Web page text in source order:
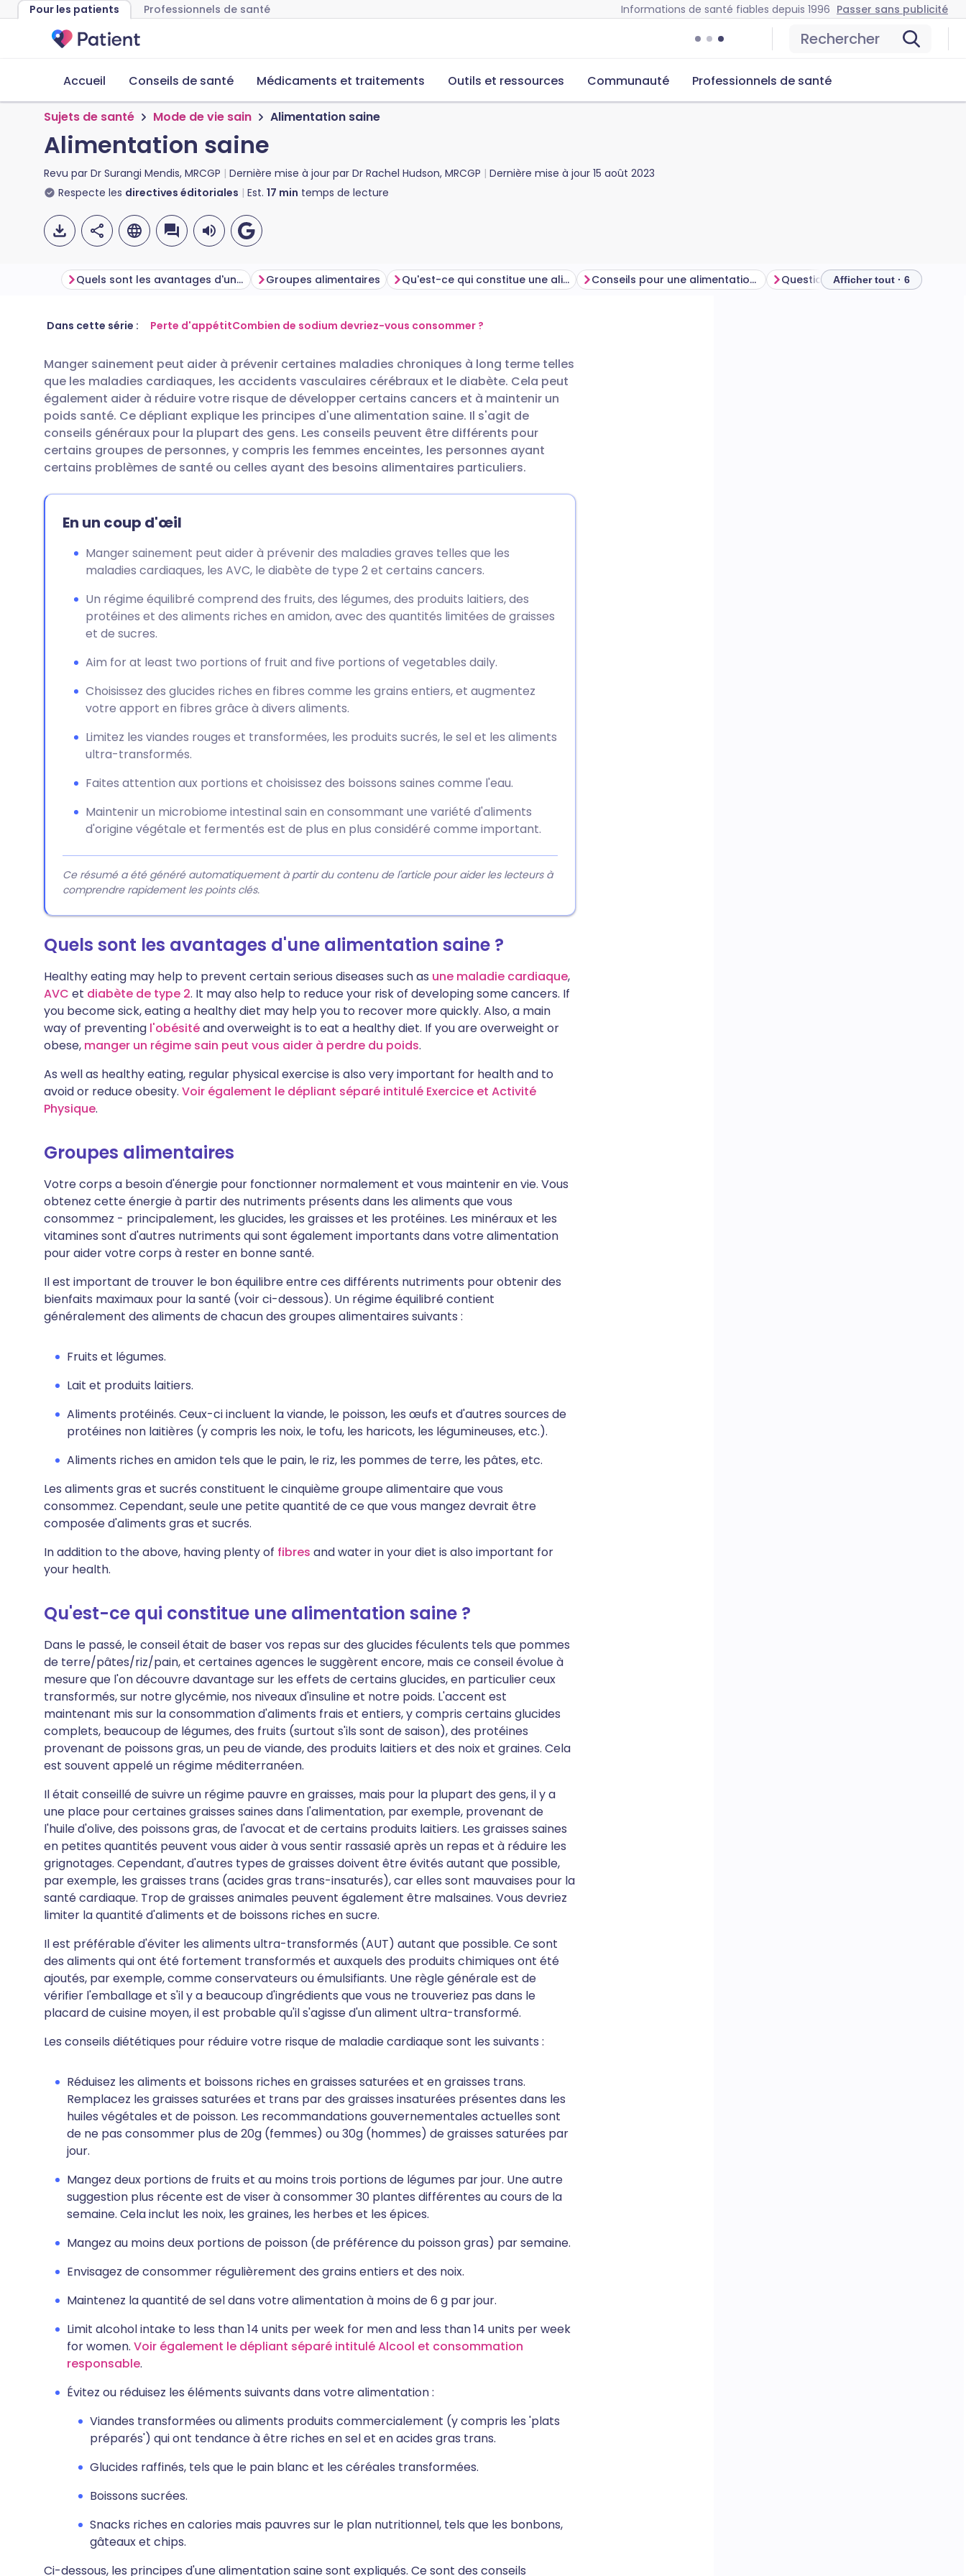
Pour les patients Professionnels de santé Informations de santé fiables depuis 1996 Passer sans publicité
Rechercher
Accueil Conseils de santé Médicaments et traitements Outils et ressources Communauté Professionnels de santé
Sujets de santé Mode de vie sain Alimentation saine
Alimentation saine
Revu par Dr Surangi Mendis, MRCGP Dernière mise à jour par Dr Rachel Hudson, MRCGP Dernière mise à jour 15 août 2023
Respecte les directives éditoriales Est. 17 min temps de lecture
Partager par email
Partager sur Facebook
Partager via LinkedIn
Partager via X
Partager via WhatsApp
🇬🇧 English 🇩🇪 Deutsch
🇪🇸 Español 🇫🇷 Français
🇮🇹 Italiano 🇵🇹 Português
🇮🇳 हिन्दी 🇮🇱 עברית
🇸🇦 عربي 🇸🇪 Svenska
Quels sont les avantages d'une alimentation saine ? Groupes alimentaires Qu'est-ce qui constitue une alimentation saine ? Conseils pour une alimentation saine Afficher tout · 6
Dans cette série : Perte d'appétitCombien de sodium devriez-vous consommer ?
Manger sainement peut aider à prévenir certaines maladies chroniques à long terme telles
que les maladies cardiaques, les accidents vasculaires cérébraux et le diabète. Cela peut
également aider à réduire votre risque de développer certains cancers et à maintenir un
poids santé. Ce dépliant explique les principes d'une alimentation saine. Il s'agit de
conseils généraux pour la plupart des gens. Les conseils peuvent être différents pour
certains groupes de personnes, y compris les femmes enceintes, les personnes ayant
certains problèmes de santé ou celles ayant des besoins alimentaires particuliers.
En un coup d'œil
Manger sainement peut aider à prévenir des maladies graves telles que les
maladies cardiaques, les AVC, le diabète de type 2 et certains cancers.
Un régime équilibré comprend des fruits, des légumes, des produits laitiers, des
protéines et des aliments riches en amidon, avec des quantités limitées de graisses
et de sucres.
Aim for at least two portions of fruit and five portions of vegetables daily.
Choisissez des glucides riches en fibres comme les grains entiers, et augmentez
votre apport en fibres grâce à divers aliments.
Limitez les viandes rouges et transformées, les produits sucrés, le sel et les aliments
ultra-transformés.
Faites attention aux portions et choisissez des boissons saines comme l'eau.
Maintenir un microbiome intestinal sain en consommant une variété d'aliments
d'origine végétale et fermentés est de plus en plus considéré comme important.
Ce résumé a été généré automatiquement à partir du contenu de l'article pour aider les lecteurs à
comprendre rapidement les points clés.
Quels sont les avantages d'une alimentation saine ?
Healthy eating may help to prevent certain serious diseases such as une maladie cardiaque,
AVC et diabète de type 2. It may also help to reduce your risk of developing some cancers. If
you become sick, eating a healthy diet may help you to recover more quickly. Also, a main
way of preventing l'obésitéand overweight is to eat a healthy diet. If you are overweight or
obese, manger un régime sain peut vous aider à perdre du poids.
As well as healthy eating, regular physical exercise is also very important for health and to
avoid or reduce obesity. Voir également le dépliant séparé intitulé Exercice et Activité
Physique.
Groupes alimentaires
Votre corps a besoin d'énergie pour fonctionner normalement et vous maintenir en vie. Vous
obtenez cette énergie à partir des nutriments présents dans les aliments que vous
consommez - principalement, les glucides, les graisses et les protéines. Les minéraux et les
vitamines sont d'autres nutriments qui sont également importants dans votre alimentation
pour aider votre corps à rester en bonne santé.
Il est important de trouver le bon équilibre entre ces différents nutriments pour obtenir des
bienfaits maximaux pour la santé (voir ci-dessous). Un régime équilibré contient
généralement des aliments de chacun des groupes alimentaires suivants :
Fruits et légumes.
Lait et produits laitiers.
Aliments protéinés. Ceux-ci incluent la viande, le poisson, les œufs et d'autres sources de
protéines non laitières (y compris les noix, le tofu, les haricots, les légumineuses, etc.).
Aliments riches en amidon tels que le pain, le riz, les pommes de terre, les pâtes, etc.
Les aliments gras et sucrés constituent le cinquième groupe alimentaire que vous
consommez. Cependant, seule une petite quantité de ce que vous mangez devrait être
composée d'aliments gras et sucrés.
In addition to the above, having plenty of fibres and water in your diet is also important for
your health.
Qu'est-ce qui constitue une alimentation saine ?
Dans le passé, le conseil était de baser vos repas sur des glucides féculents tels que pommes
de terre/pâtes/riz/pain, et certaines agences le suggèrent encore, mais ce conseil évolue à
mesure que l'on découvre davantage sur les effets de certains glucides, en particulier ceux
transformés, sur notre glycémie, nos niveaux d'insuline et notre poids. L'accent est
maintenant mis sur la consommation d'aliments frais et entiers, y compris certains glucides
complets, beaucoup de légumes, des fruits (surtout s'ils sont de saison), des protéines
provenant de poissons gras, un peu de viande, des produits laitiers et des noix et graines. Cela
est souvent appelé un régime méditerranéen.
Il était conseillé de suivre un régime pauvre en graisses, mais pour la plupart des gens, il y a
une place pour certaines graisses saines dans l'alimentation, par exemple, provenant de
l'huile d'olive, des poissons gras, de l'avocat et de certains produits laitiers. Les graisses saines
en petites quantités peuvent vous aider à vous sentir rassasié après un repas et à réduire les
grignotages. Cependant, d'autres types de graisses doivent être évités autant que possible,
par exemple, les graisses trans (acides gras trans-insaturés), car elles sont mauvaises pour la
santé cardiaque. Trop de graisses animales peuvent également être malsaines. Vous devriez
limiter la quantité d'aliments et de boissons riches en sucre.
Il est préférable d'éviter les aliments ultra-transformés (AUT) autant que possible. Ce sont
des aliments qui ont été fortement transformés et auxquels des produits chimiques ont été
ajoutés, par exemple, comme conservateurs ou émulsifiants. Une règle générale est de
vérifier l'emballage et s'il y a beaucoup d'ingrédients que vous ne trouveriez pas dans le
placard de cuisine moyen, il est probable qu'il s'agisse d'un aliment ultra-transformé.
Les conseils diététiques pour réduire votre risque de maladie cardiaque sont les suivants :
Réduisez les aliments et boissons riches en graisses saturées et en graisses trans.
Remplacez les graisses saturées et trans par des graisses insaturées présentes dans les
huiles végétales et de poisson. Les recommandations gouvernementales actuelles sont
de ne pas consommer plus de 20g (femmes) ou 30g (hommes) de graisses saturées par
jour.
Mangez deux portions de fruits et au moins trois portions de légumes par jour. Une autre
suggestion plus récente est de viser à consommer 30 plantes différentes au cours de la
semaine. Cela inclut les noix, les graines, les herbes et les épices.
Mangez au moins deux portions de poisson (de préférence du poisson gras) par semaine.
Envisagez de consommer régulièrement des grains entiers et des noix.
Maintenez la quantité de sel dans votre alimentation à moins de 6 g par jour.
Limit alcohol intake to less than 14 units per week for men and less than 14 units per week
for women. Voir également le dépliant séparé intitulé Alcool et consommation
responsable.
Évitez ou réduisez les éléments suivants dans votre alimentation :
Viandes transformées ou aliments produits commercialement (y compris les 'plats
préparés') qui ont tendance à être riches en sel et en acides gras trans.
Glucides raffinés, tels que le pain blanc et les céréales transformées.
Boissons sucrées.
Snacks riches en calories mais pauvres sur le plan nutritionnel, tels que les bonbons,
gâteaux et chips.
Ci-dessous, les principes d'une alimentation saine sont expliqués. Ce sont des conseils